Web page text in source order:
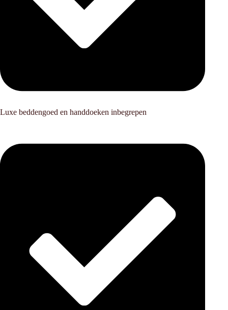
Luxe beddengoed en handdoeken inbegrepen